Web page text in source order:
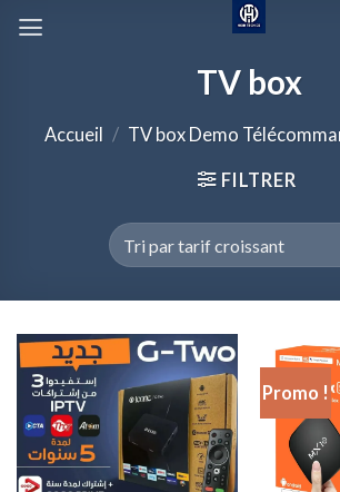
Passer
TV box
Accueil / TV box Demo
FILTRER
Promo !